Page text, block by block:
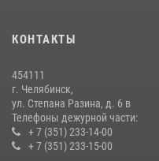
28 июля 2026, 10:38
КОНТАКТЫ
454111
г. Челябинск,
ул. Степана Разина, д. 6 в
Телефоны дежурной части:
+ 7 (351) 233-14-00
+ 7 (351) 233-15-00